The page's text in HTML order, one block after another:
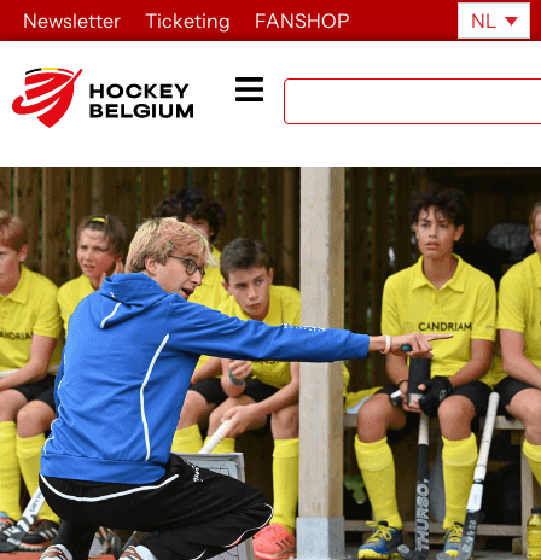
Newsletter Ticketing FANSHOP NL